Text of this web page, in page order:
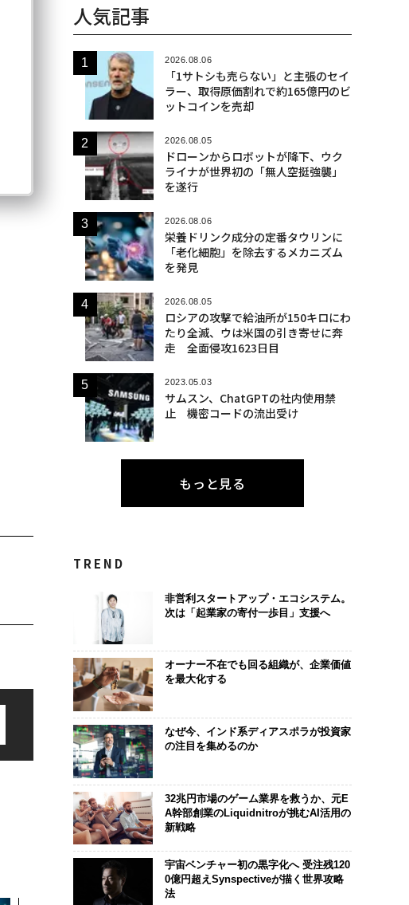
人気記事
2026.08.06
「1サトシも売らない」と主張のセイ
ラー、取得原価割れで約165億円のビ
ットコインを売却
2026.08.05
ドローンからロボットが降下、ウク
ライナが世界初の「無人空挺強襲」
を遂行
2026.08.06
栄養ドリンク成分の定番タウリンに
「老化細胞」を除去するメカニズム
を発見
2026.08.05
ロシアの攻撃で給油所が150キロにわ
たり全滅、ウは米国の引き寄せに奔
走 全面侵攻1623日目
2023.05.03
サムスン、ChatGPTの社内使用禁
止 機密コードの流出受け
もっと見る
TREND
非営利スタートアップ・エコシステム。
次は「起業家の寄付一歩目」支援へ
オーナー不在でも回る組織が、企業価値
を最大化する
なぜ今、インド系ディアスポラが投資家
の注目を集めるのか
32兆円市場のゲーム業界を救うか、元E
A幹部創業のLiquidnitroが挑むAI活用の
新戦略
宇宙ベンチャー初の黒字化へ 受注残120
0億円超えSynspectiveが描く世界攻略
法